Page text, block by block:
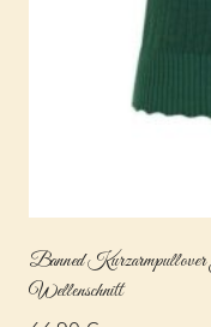
Banned
Wellenschnitt